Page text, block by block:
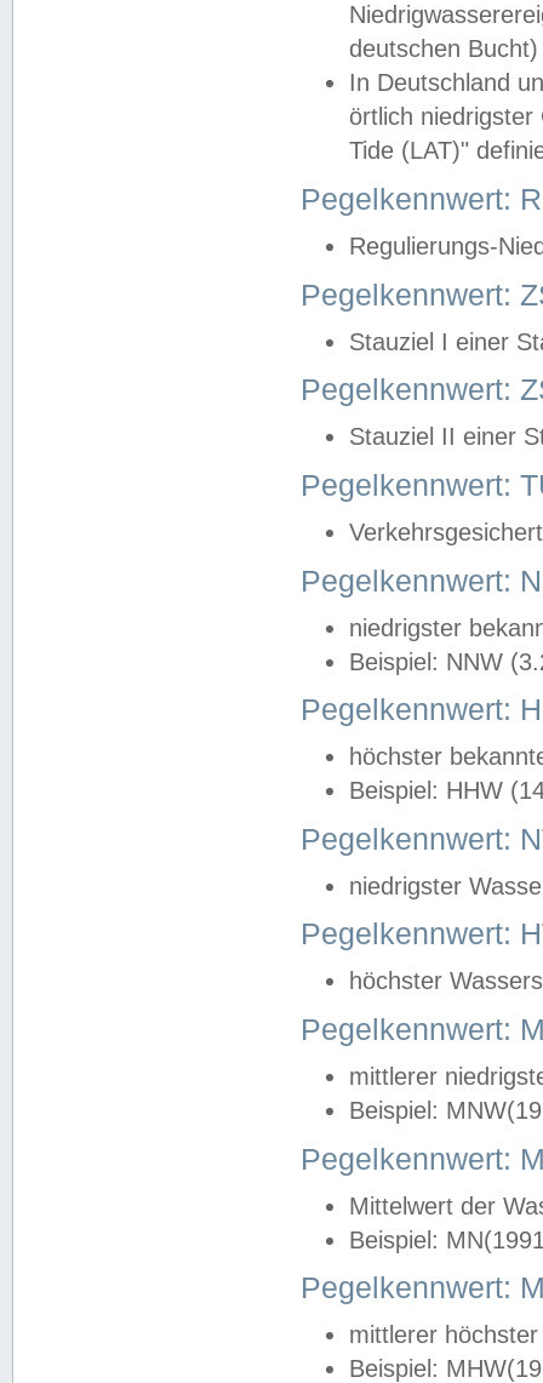
deutschen
In Deutschland
örtlich
Tide (LAT)"
Pegelkennwert:
Regulierungs-
Pegelkennwert:
Stauziel I einer
Pegelkennwert:
Stauziel II einer
Pegelkennwert:
Pegelkennwert:
niedrigster
Beispiel: NNW
Pegelkennwert:
höchster
Beispiel: HHW
Pegelkennwert:
niedrigster
Pegelkennwert:
höchster
Pegelkennwert:
mittlerer
Beispiel:
Pegelkennwert:
Mittelwert der
Beispiel:
Pegelkennwert:
mittlerer
Beispiel: